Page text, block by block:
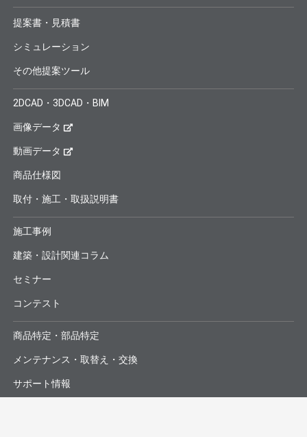
提案書・見積書
シミュレーション
その他提案ツール
2DCAD・3DCAD・BIM
画像データ
動画データ
商品仕様図
取付・施工・取扱説明書
施工事例
建築・設計関連コラム
セミナー
コンテスト
商品特定・部品特定
メンテナンス・取替え・交換
サポート情報